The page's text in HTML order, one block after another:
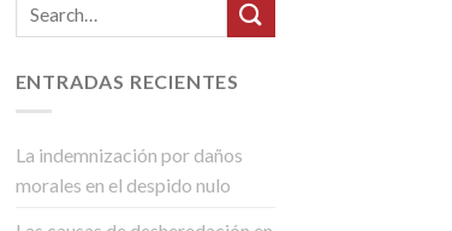
ENTRADAS RECIENTES
La indemnización por daños
morales en el despido nulo